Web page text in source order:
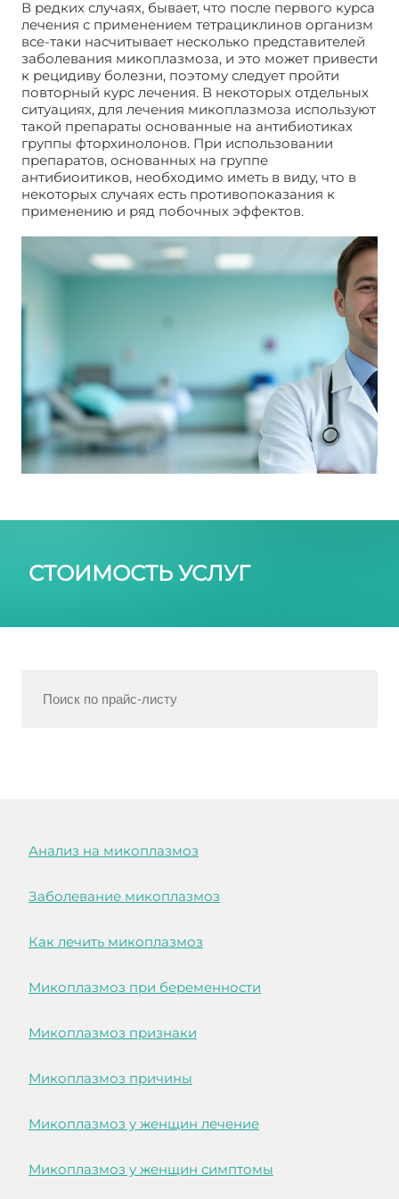
В редких случаях, бывает, что после первого курса
лечения с применением тетрациклинов организм
все-таки насчитывает несколько представителей
заболевания микоплазмоза, и это может привести
к рецидиву болезни, поэтому следует пройти
повторный курс лечения. В некоторых отдельных
ситуациях, для лечения микоплазмоза используют
такой препараты основанные на антибиотиках
группы фторхинолонов. При использовании
препаратов, основанных на группе
антибиоитиков, необходимо иметь в виду, что в
некоторых случаях есть противопоказания к
применению и ряд побочных эффектов.
СТОИМОСТЬ УСЛУГ
Анализ на микоплазмоз
Заболевание микоплазмоз
Как лечить микоплазмоз
Микоплазмоз при беременности
Микоплазмоз признаки
Микоплазмоз причины
Микоплазмоз у женщин лечение
Микоплазмоз у женщин симптомы